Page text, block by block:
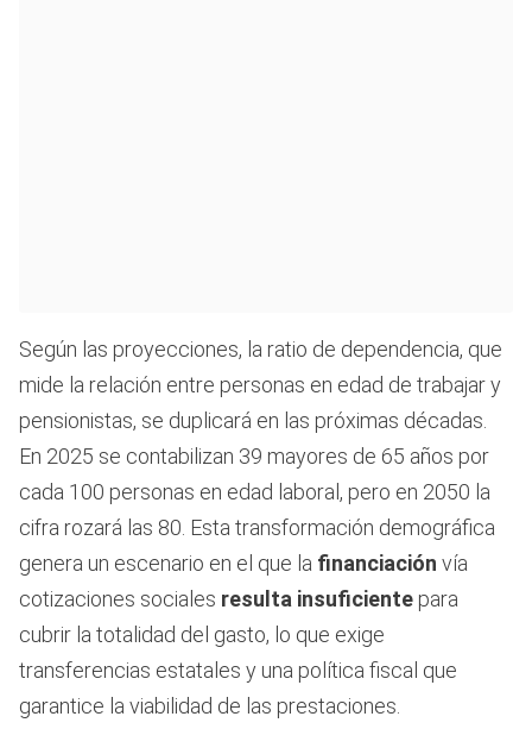
Según las proyecciones, la ratio de dependencia, que
mide la relación entre personas en edad de trabajar y
pensionistas, se duplicará en las próximas décadas.
En 2025 se contabilizan 39 mayores de 65 años por
cada 100 personas en edad laboral, pero en 2050 la
cifra rozará las 80. Esta transformación demográfica
genera un escenario en el que la financiación vía
cotizaciones sociales resulta insuficiente para
cubrir la totalidad del gasto, lo que exige
transferencias estatales y una política fiscal que
garantice la viabilidad de las prestaciones.